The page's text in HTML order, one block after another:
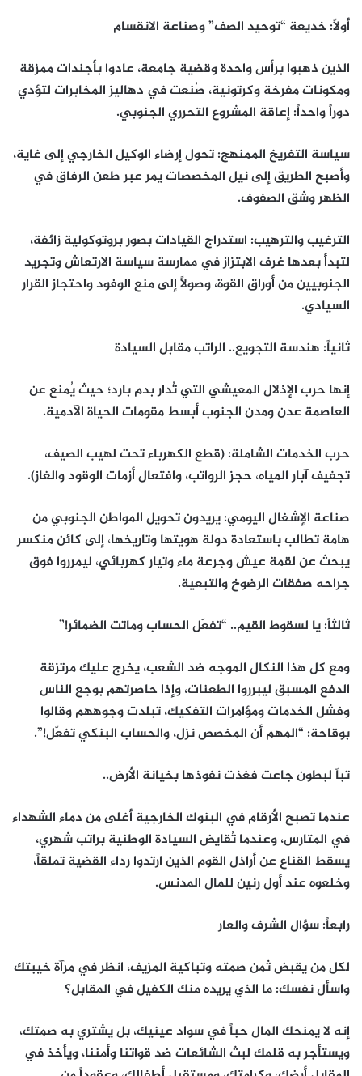
أولاً: خديعة “توحيد الصف” وصناعة الانقسام
الذين ذهبوا برأس واحدة وقضية جامعة، عادوا بأجندات ممزقة
ومكونات مفرخة وكرتونية، صُنعت في دهاليز المخابرات لتؤدي
دوراً واحداً: إعاقة المشروع التحرري الجنوبي.
سياسة التفريخ الممنهج: تحول إرضاء الوكيل الخارجي إلى غاية،
وأصبح الطريق إلى نيل المخصصات يمر عبر طعن الرفاق في
الظهر وشق الصفوف.
الترغيب والترهيب: استدراج القيادات بصور بروتوكولية زائفة،
لتبدأ بعدها غرف الابتزاز في ممارسة سياسة الارتعاش وتجريد
الجنوبيين من أوراق القوة، وصولاً إلى منع الوفود واحتجاز القرار
السيادي.
ثانياً: هندسة التجويع.. الراتب مقابل السيادة
إنها حرب الإذلال المعيشي التي تُدار بدم بارد؛ حيث يُمنع عن
العاصمة عدن ومدن الجنوب أبسط مقومات الحياة الآدمية.
حرب الخدمات الشاملة: (قطع الكهرباء تحت لهيب الصيف،
تجفيف آبار المياه، حجز الرواتب، وافتعال أزمات الوقود والغاز).
صناعة الإشغال اليومي: يريدون تحويل المواطن الجنوبي من
هامة تطالب باستعادة دولة هويتها وتاريخها، إلى كائن منكسر
يبحث عن لقمة عيش وجرعة ماء وتيار كهربائي، ليمرروا فوق
جراحه صفقات الرضوخ والتبعية.
ثالثاً: يا لسقوط القيم.. “تفعّل الحساب وماتت الضمائر!”
ومع كل هذا النكال الموجه ضد الشعب، يخرج عليك مرتزقة
الدفع المسبق ليبرروا الطعنات، وإذا حاصرتهم بوجع الناس
وفشل الخدمات ومؤامرات التفكيك، تبلدت وجوههم وقالوا
بوقاحة: “المهم أن المخصص نزل، والحساب البنكي تفعّل!”.
تباً لبطون جاعت فغذت نفوذها بخيانة الأرض..
عندما تصبح الأرقام في البنوك الخارجية أغلى من دماء الشهداء
في المتارس، وعندما تُقايض السيادة الوطنية براتب شهري،
يسقط القناع عن أراذل القوم الذين ارتدوا رداء القضية تملقاً،
وخلعوه عند أول رنين للمال المدنس.
رابعاً: سؤال الشرف والعار
لكل من يقبض ثمن صمته وتباكية المزيف، انظر في مرآة خيبتك
واسأل نفسك: ما الذي يريده منك الكفيل في المقابل؟
إنه لا يمنحك المال حباً في سواد عينيك، بل يشتري به صمتك،
ويستأجر به قلمك لبث الشائعات ضد قواتنا وأمننا، ويأخذ في